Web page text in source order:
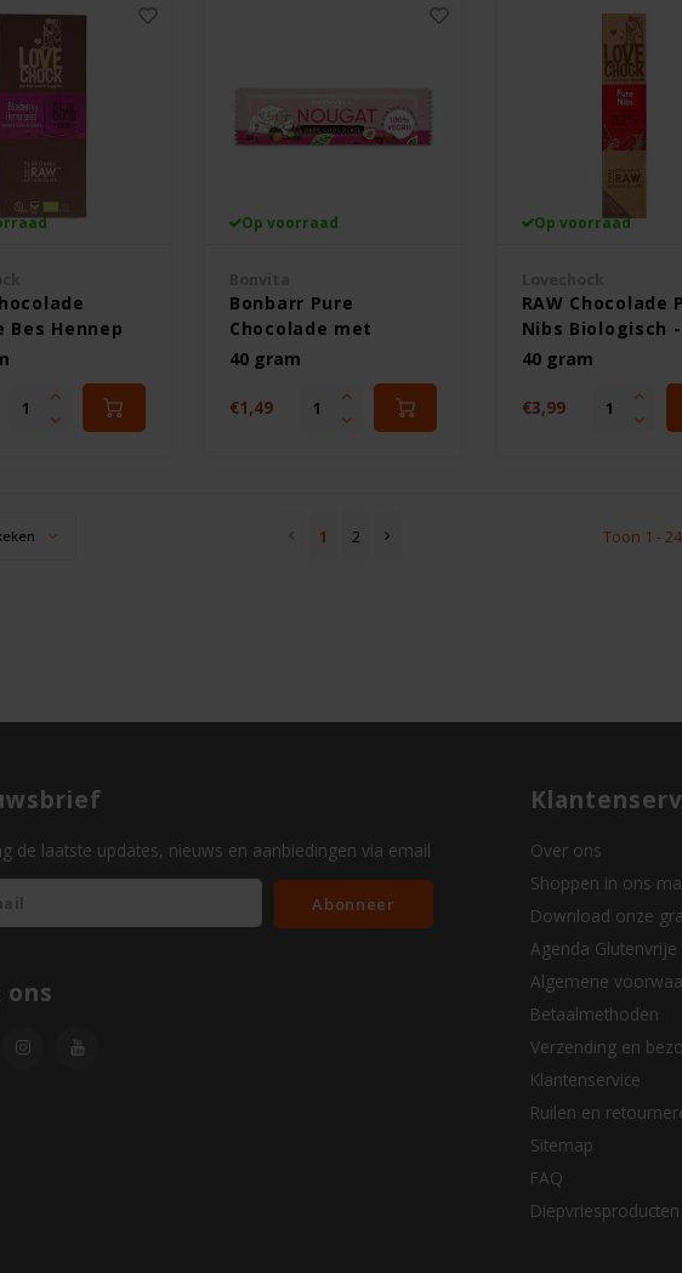
Bes Hennep
-
Op voorraad
Bonbarr Pure
Chocolade met
Nougat Biologisch -
40 gram
€1,49
Op voorraad
RAW Chocolade
Nibs Biologisch -
Glutenvrij
40 gram
€3,99
1 2 Toon 1 -
de laatste updates, nieuws en aanbiedingen via email
Abonneer
ons
Over ons
Shoppen in ons
Download onze
Agenda
Algemene
Betaalmethoden
Verzending en
Klantenservice
Ruilen en
Sitemap
FAQ
Diepvriesproducten